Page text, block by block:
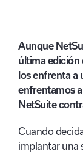
Aunque
última edición
los enfrenta a
enfrentamos
NetSuite
Cuando
implantar una